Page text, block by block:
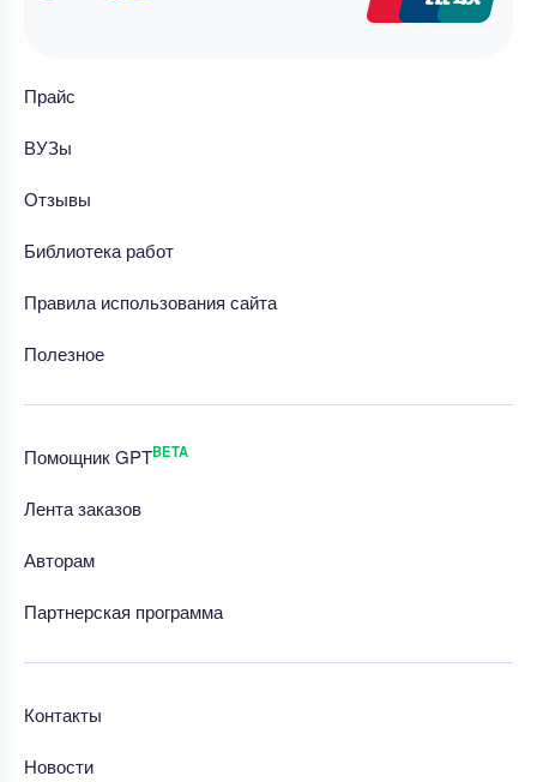
Прайс
ВУЗы
Отзывы
Библиотека работ
Правила использования сайта
Полезное
Помощник GPTBETA
Лента заказов
Авторам
Партнерская программа
Контакты
Новости